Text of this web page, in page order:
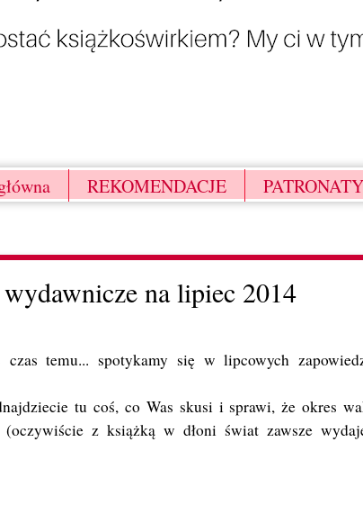
REKOMENDACJE PATRONATY
na lipiec 2014
temu... spotykamy się w lipcowych
tu coś, co Was skusi i sprawi, że okres
(oczywiście z książką w dłoni świat zawsze